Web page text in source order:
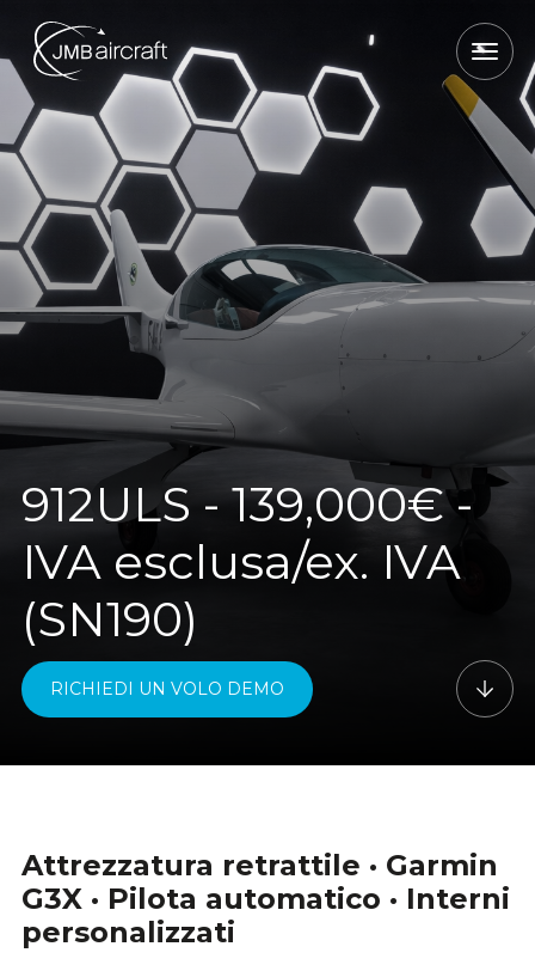
912ULS - 139,000€ -
IVA esclusa/ex. IVA
(SN190)
RICHIEDI UN VOLO DEMO
Attrezzatura retrattile · Garmin
G3X · Pilota automatico · Interni
personalizzati